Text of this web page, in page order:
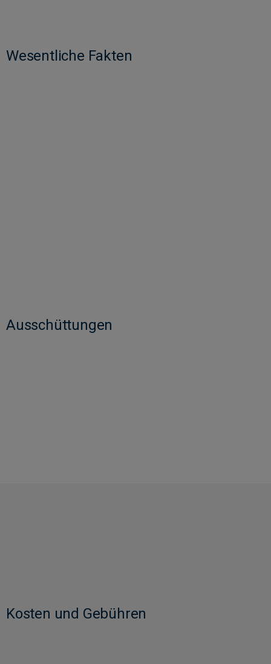
Wesentliche Fakten
Ausschüttungen
Kosten und Gebühren